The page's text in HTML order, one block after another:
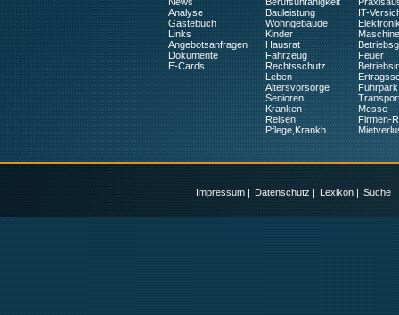
Analyse
Gästebuch
Links
Angebotsanfragen
Dokumente
E-Cards
Bauleistung
Wohngebäude
Kinder
Hausrat
Fahrzeug
Rechtsschutz
Leben
Altersvorsorge
Senioren
Kranken
Reisen
Pflege,Krankh.
IT-
Feuer
Fuhrpark
Messe
Firmen-
Impressum | Datenschutz | Lexikon | Suche